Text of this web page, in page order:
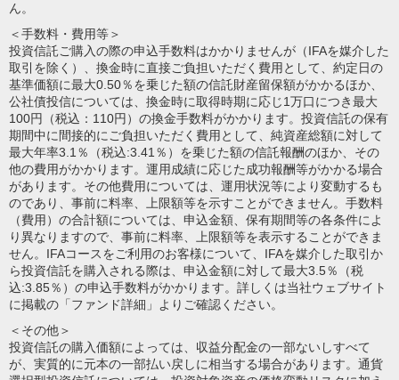
ん。
＜手数料・費用等＞
投資信託ご購入の際の申込手数料はかかりませんが（IFAを媒介した
取引を除く）、換金時に直接ご負担いただく費用として、約定日の
基準価額に最大0.50％を乗じた額の信託財産留保額がかかるほか、
公社債投信については、換金時に取得時期に応じ1万口につき最大
100円（税込：110円）の換金手数料がかかります。投資信託の保有
期間中に間接的にご負担いただく費用として、純資産総額に対して
最大年率3.1％（税込:3.41％）を乗じた額の信託報酬のほか、その
他の費用がかかります。運用成績に応じた成功報酬等がかかる場合
があります。その他費用については、運用状況等により変動するも
のであり、事前に料率、上限額等を示すことができません。手数料
（費用）の合計額については、申込金額、保有期間等の各条件によ
り異なりますので、事前に料率、上限額等を表示することができま
せん。IFAコースをご利用のお客様について、IFAを媒介した取引か
ら投資信託を購入される際は、申込金額に対して最大3.5％（税
込:3.85％）の申込手数料がかかります。詳しくは当社ウェブサイト
に掲載の「ファンド詳細」よりご確認ください。
＜その他＞
投資信託の購入価額によっては、収益分配金の一部ないしすべて
が、実質的に元本の一部払い戻しに相当する場合があります。通貨